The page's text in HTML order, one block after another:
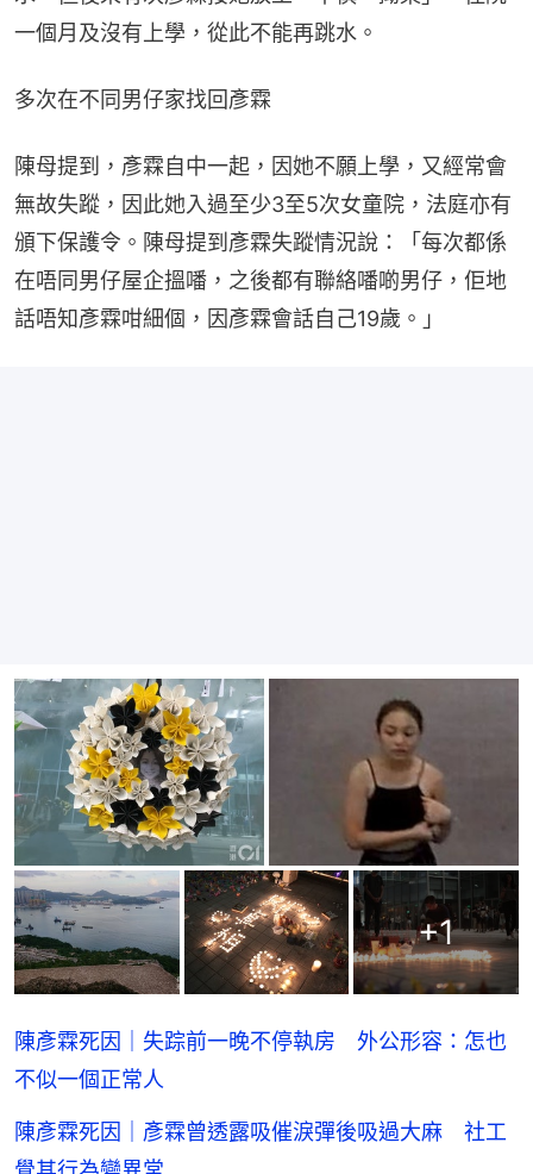
一個月及沒有上學，從此不能再跳水。
多次在不同男仔家找回彥霖
陳母提到，彥霖自中一起，因她不願上學，又經常會
無故失蹤，因此她入過至少3至5次女童院，法庭亦有
頒下保護令。陳母提到彥霖失蹤情況說：「每次都係
在唔同男仔屋企搵噃，之後都有聯絡噃啲男仔，佢地
話唔知彥霖咁細個，因彥霖會話自己19歲。」
+1
陳彥霖死因｜失踪前一晚不停執房 外公形容：怎也
不似一個正常人
陳彥霖死因｜彥霖曾透露吸催淚彈後吸過大麻 社工